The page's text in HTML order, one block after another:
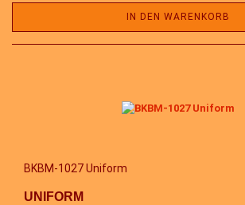
IN DEN WARENKORB
BKBM-1027 Uniform
UNIFORM